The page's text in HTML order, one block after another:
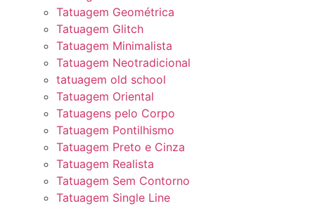
Tatuagem Geométrica
Tatuagem Glitch
Tatuagem Minimalista
Tatuagem Neotradicional
tatuagem old school
Tatuagem Oriental
Tatuagens pelo Corpo
Tatuagem Pontilhismo
Tatuagem Preto e Cinza
Tatuagem Realista
Tatuagem Sem Contorno
Tatuagem Single Line